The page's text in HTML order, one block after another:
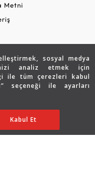
sosyal medya
analiz etmek için
ile tüm çerezleri kabul
seçeneği ile ayarları
Ayarları Düzenle
Kabul Et
SATIN ALIN
Metni
Bu sitenin tüm hakları